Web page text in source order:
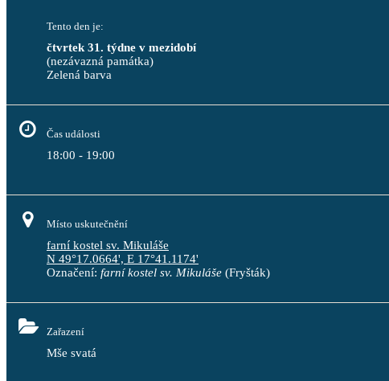
Tento den je:
čtvrtek 31. týdne v mezidobí
(nezávazná památka)
Zelená barva
Čas události
18:00 - 19:00
Místo uskutečnění
farní kostel sv. Mikuláše
N 49°17.0664', E 17°41.1174'
Označení: farní kostel sv. Mikuláše (Fryšták)
Zařazení
Mše svatá